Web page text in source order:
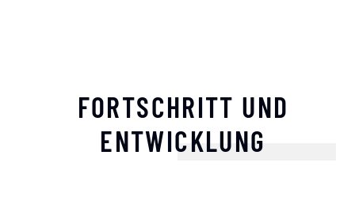
FORTSCHRITT UND
ENTWICKLUNG